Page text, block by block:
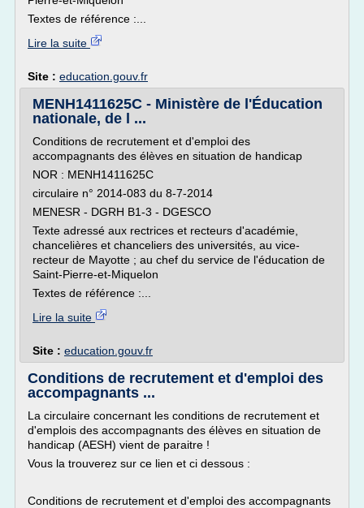
Textes de référence :...
Lire la suite
Site : education.gouv.fr
MENH1411625C - Ministère de l'Éducation
nationale, de l ...
Conditions de recrutement et d'emploi des
accompagnants des élèves en situation de handicap
NOR : MENH1411625C
circulaire n° 2014-083 du 8-7-2014
MENESR - DGRH B1-3 - DGESCO
Texte adressé aux rectrices et recteurs d'académie,
chancelières et chanceliers des universités, au vice-
recteur de Mayotte ; au chef du service de l'éducation de
Saint-Pierre-et-Miquelon
Textes de référence :...
Lire la suite
Site : education.gouv.fr
Conditions de recrutement et d'emploi des
accompagnants ...
La circulaire concernant les conditions de recrutement et
d'emplois des accompagnants des élèves en situation de
handicap (AESH) vient de paraitre !
Vous la trouverez sur ce lien et ci dessous :
Conditions de recrutement et d'emploi des accompagnants